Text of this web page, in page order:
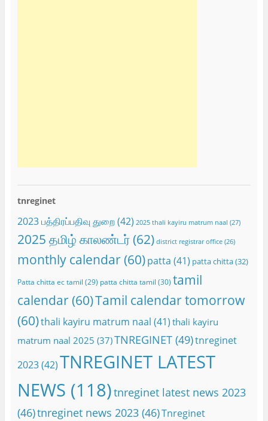
tnreginet
2023 பத்திரப்பதிவு துறை(42) 2025 thali kayiru matrum naal (27)
2025 தமிழ் காலண்டர்(62) district registrar office(26)
monthly calendar(60) patta (41) patta chitta(32)
Patta chitta ec tamil (29) patta chitta tamil (30) tamil
calendar(60)Tamil calendar tomorrow
(60)thali kayiru matrum naal (41) thali kayiru
matrum naal 2025 (37)TNREGINET(49)tnreginet
2023(42)TNREGINET LATEST
NEWS (118)tnreginet latest news 2023
(46)tnreginet news 2023(46)Tnreginet